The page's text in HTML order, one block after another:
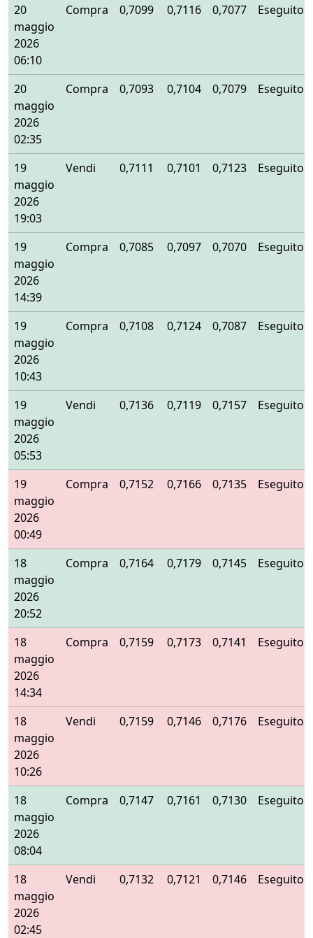
20
maggio
2026
06:10
Compra 0,7099 0,7116 0,7077 Eseguito
20
maggio
2026
02:35
Compra 0,7093 0,7104 0,7079 Eseguito
19
maggio
2026
19:03
Vendi 0,7111 0,7101 0,7123 Eseguito
19
maggio
2026
14:39
Compra 0,7085 0,7097 0,7070 Eseguito
19
maggio
2026
10:43
Compra 0,7108 0,7124 0,7087 Eseguito
19
maggio
2026
05:53
Vendi 0,7136 0,7119 0,7157 Eseguito
19
maggio
2026
00:49
Compra 0,7152 0,7166 0,7135 Eseguito
18
maggio
2026
20:52
Compra 0,7164 0,7179 0,7145 Eseguito
18
maggio
2026
14:34
Compra 0,7159 0,7173 0,7141 Eseguito
18
maggio
2026
10:26
Vendi 0,7159 0,7146 0,7176 Eseguito
18
maggio
2026
08:04
Compra 0,7147 0,7161 0,7130 Eseguito
18
maggio
2026
02:45
Vendi 0,7132 0,7121 0,7146 Eseguito